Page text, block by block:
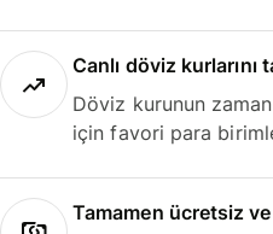
Canlı döviz kurlarını
Döviz kurunun
için favori para
Tamamen ücretsiz ve